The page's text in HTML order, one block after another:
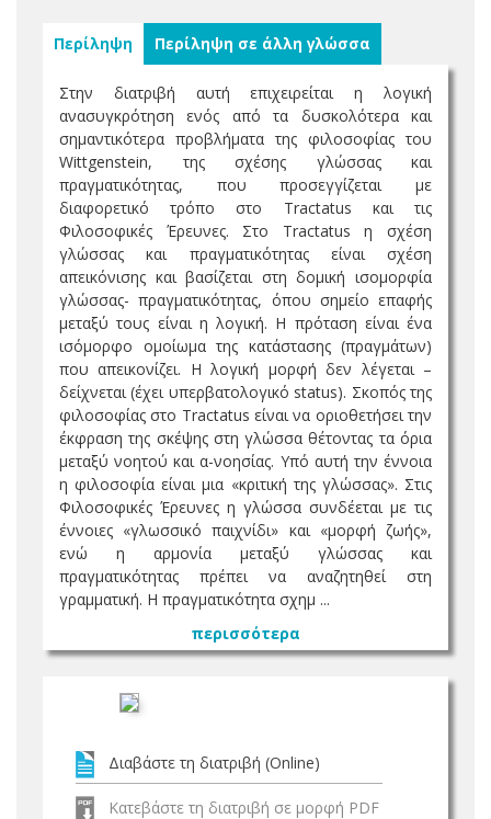
Περίληψη Περίληψη σε άλλη γλώσσα
Στην διατριβή αυτή επιχειρείται η λογική
ανασυγκρότηση ενός από τα δυσκολότερα και
σημαντικότερα προβλήματα της φιλοσοφίας του
Wittgenstein, της σχέσης γλώσσας και
πραγματικότητας, που προσεγγίζεται με
διαφορετικό τρόπο στο Tractatus και τις
Φιλοσοφικές Έρευνες. Στο Tractatus η σχέση
γλώσσας και πραγματικότητας είναι σχέση
απεικόνισης και βασίζεται στη δομική ισομορφία
γλώσσας- πραγματικότητας, όπου σημείο επαφής
μεταξύ τους είναι η λογική. Η πρόταση είναι ένα
ισόμορφο ομοίωμα της κατάστασης (πραγμάτων)
που απεικονίζει. Η λογική μορφή δεν λέγεται –
δείχνεται (έχει υπερβατολογικό status). Σκοπός της
φιλοσοφίας στο Tractatus είναι να οριοθετήσει την
έκφραση της σκέψης στη γλώσσα θέτοντας τα όρια
μεταξύ νοητού και α-νοησίας. Υπό αυτή την έννοια
η φιλοσοφία είναι μια «κριτική της γλώσσας». Στις
Φιλοσοφικές Έρευνες η γλώσσα συνδέεται με τις
έννοιες «γλωσσικό παιχνίδι» και «μορφή ζωής»,
ενώ η αρμονία μεταξύ γλώσσας και
πραγματικότητας πρέπει να αναζητηθεί στη
γραμματική. Η πραγματικότητα σχημ ...
περισσότερα
Διαβάστε τη διατριβή (Online)
Κατεβάστε τη διατριβή σε μορφή PDF